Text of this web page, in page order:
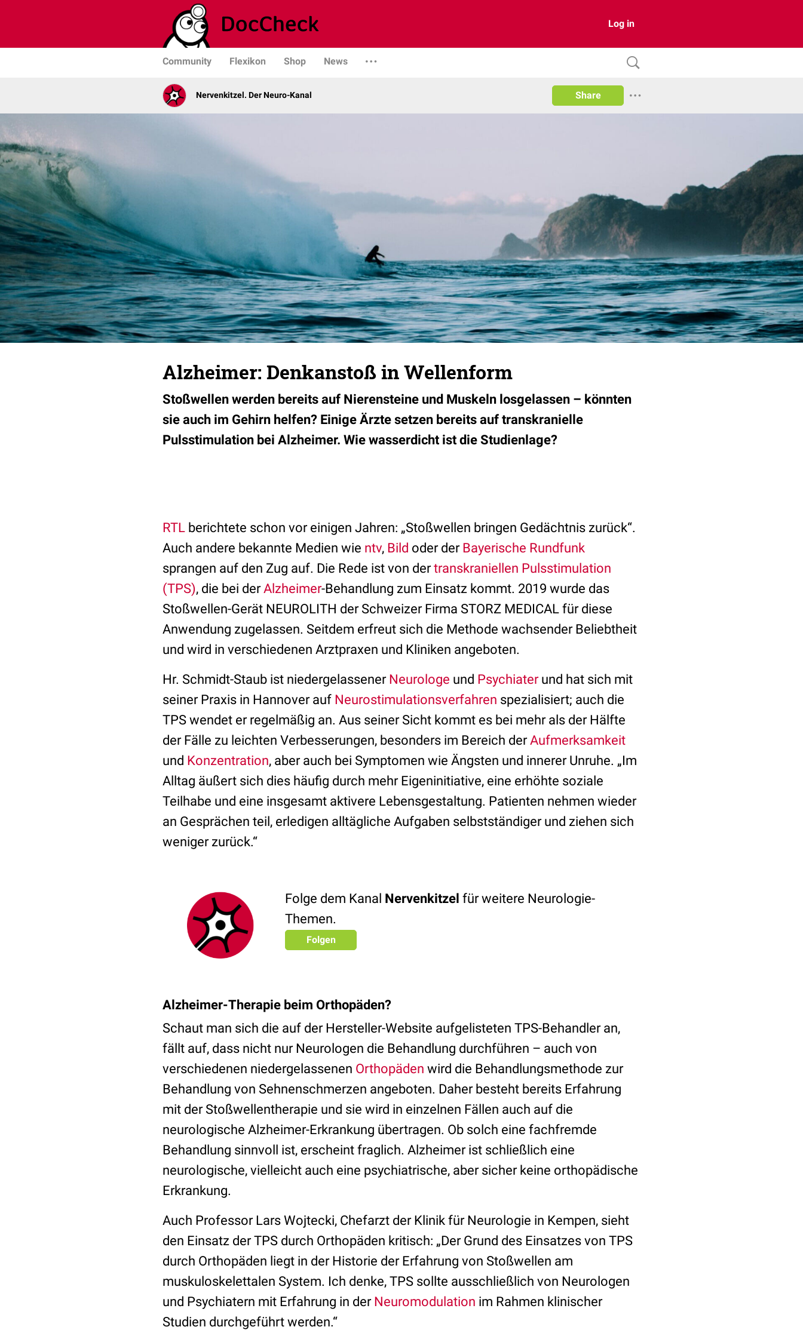
Log in
Community Flexikon Shop News
Nervenkitzel. Der Neuro-Kanal Share
Alzheimer: Denkanstoß in Wellenform
Stoßwellen werden bereits auf Nierensteine und Muskeln losgelassen – könnten
sie auch im Gehirn helfen? Einige Ärzte setzen bereits auf transkranielle
Pulsstimulation bei Alzheimer. Wie wasserdicht ist die Studienlage?
RTL berichtete schon vor einigen Jahren: „Stoßwellen bringen Gedächtnis zurück“.
Auch andere bekannte Medien wie ntv, Bild oder der Bayerische Rundfunk
sprangen auf den Zug auf. Die Rede ist von dertranskraniellen Pulsstimulation
(TPS), die bei derAlzheimer-Behandlung zum Einsatz kommt. 2019 wurde das
Stoßwellen-Gerät NEUROLITH der Schweizer Firma STORZ MEDICAL für diese
Anwendung zugelassen. Seitdem erfreut sich die Methode wachsender Beliebtheit
und wird in verschiedenen Arztpraxen und Kliniken angeboten.
Hr. Schmidt-Staub ist niedergelassener Neurologe und Psychiaterund hat sich mit
seiner Praxis in Hannover auf Neurostimulationsverfahren spezialisiert; auch die
TPS wendet er regelmäßig an. Aus seiner Sicht kommt es bei mehr als der Hälfte
der Fälle zu leichten Verbesserungen, besonders im Bereich derAufmerksamkeit
und Konzentration, aber auch bei Symptomen wie Ängsten und innerer Unruhe. „Im
Alltag äußert sich dies häufig durch mehr Eigeninitiative, eine erhöhte soziale
Teilhabe und eine insgesamt aktivere Lebensgestaltung. Patienten nehmen wieder
an Gesprächen teil, erledigen alltägliche Aufgaben selbstständiger und ziehen sich
weniger zurück.“
Folge dem Kanal Nervenkitzel für weitere Neurologie-
Themen.
Folgen
Alzheimer-Therapie beim Orthopäden?
Schaut man sich die auf der Hersteller-Website aufgelisteten TPS-Behandler an,
fällt auf, dass nicht nur Neurologen die Behandlung durchführen – auch von
verschiedenen niedergelassenen Orthopäden wird die Behandlungsmethode zur
Behandlung von Sehnenschmerzen angeboten. Daher besteht bereits Erfahrung
mit der Stoßwellentherapie und sie wird in einzelnen Fällen auch auf die
neurologische Alzheimer-Erkrankung übertragen. Ob solch eine fachfremde
Behandlung sinnvoll ist, erscheint fraglich. Alzheimer ist schließlich eine
neurologische, vielleicht auch eine psychiatrische, aber sicher keine orthopädische
Erkrankung.
Auch Professor Lars Wojtecki, Chefarzt der Klinik für Neurologie in Kempen, sieht
den Einsatz der TPS durch Orthopäden kritisch: „Der Grund des Einsatzes von TPS
durch Orthopäden liegt in der Historie der Erfahrung von Stoßwellen am
muskuloskelettalen System. Ich denke, TPS sollte ausschließlich von Neurologen
und Psychiatern mit Erfahrung in der Neuromodulation im Rahmen klinischer
Studien durchgeführt werden.“